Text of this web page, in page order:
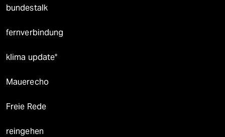
bundestalk
fernverbindung
klima update°
Mauerecho
Freie Rede
reingehen